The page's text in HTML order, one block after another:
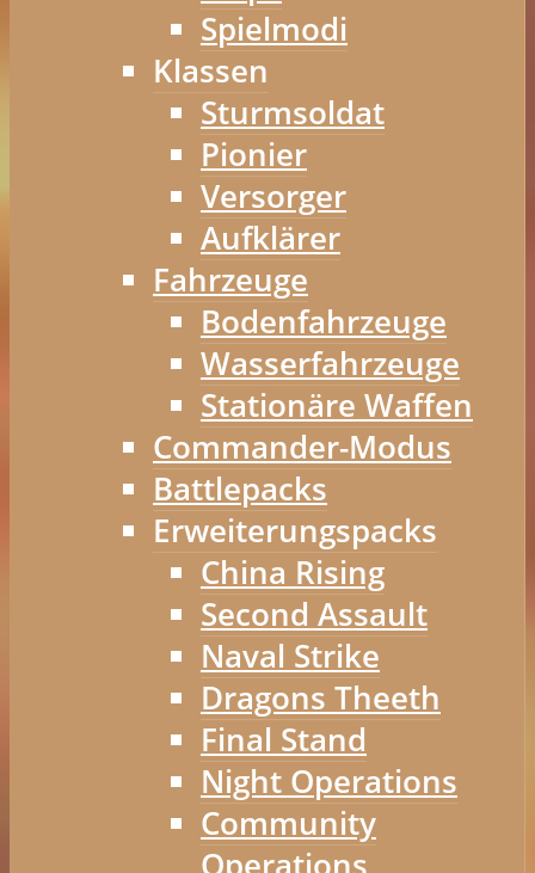
Spielmodi
Klassen
Sturmsoldat
Pionier
Versorger
Aufklärer
Fahrzeuge
Bodenfahrzeuge
Wasserfahrzeuge
Stationäre Waffen
Commander-Modus
Battlepacks
Erweiterungspacks
China Rising
Second Assault
Naval Strike
Dragons Theeth
Final Stand
Night Operations
Community